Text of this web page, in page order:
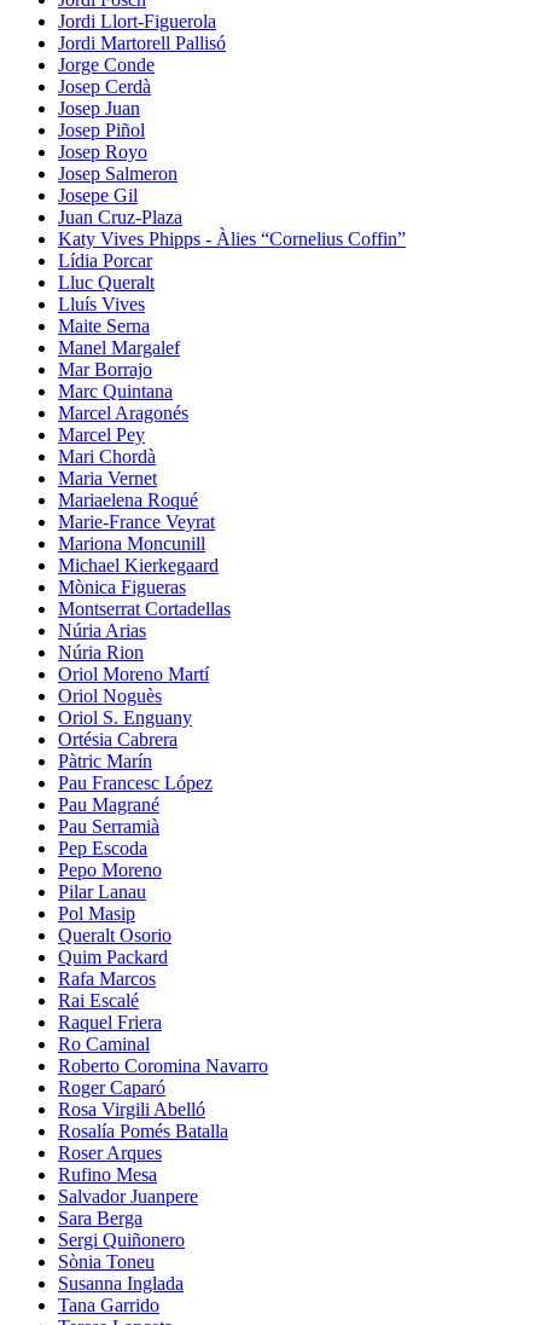
Jordi Llort-Figuerola
Jordi Martorell Pallisó
Jorge Conde
Josep Cerdà
Josep Juan
Josep Piñol
Josep Royo
Josep Salmeron
Josepe Gil
Juan Cruz-Plaza
Katy Vives Phipps - Àlies “Cornelius Coffin”
Lídia Porcar
Lluc Queralt
Lluís Vives
Maite Serna
Manel Margalef
Mar Borrajo
Marc Quintana
Marcel Aragonés
Marcel Pey
Mari Chordà
Maria Vernet
Mariaelena Roqué
Marie-France Veyrat
Mariona Moncunill
Michael Kierkegaard
Mònica Figueras
Montserrat Cortadellas
Núria Arias
Núria Rion
Oriol Moreno Martí
Oriol Noguès
Oriol S. Enguany
Ortésia Cabrera
Pàtric Marín
Pau Francesc López
Pau Magrané
Pau Serramià
Pep Escoda
Pepo Moreno
Pilar Lanau
Pol Masip
Queralt Osorio
Quim Packard
Rafa Marcos
Rai Escalé
Raquel Friera
Ro Caminal
Roberto Coromina Navarro
Roger Caparó
Rosa Virgili Abelló
Rosalía Pomés Batalla
Roser Arques
Rufino Mesa
Salvador Juanpere
Sara Berga
Sergi Quiñonero
Sònia Toneu
Susanna Inglada
Tana Garrido